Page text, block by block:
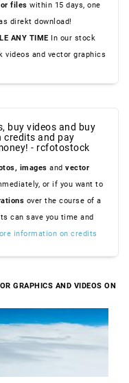
files within 15 days, one
direkt download!
ANY TIME In our stock
videos and vector graphics
buy videos and buy
and pay
- rcfotostock
images and vector
or if you want to
over the course of a
can save you time and
information on credits
GRAPHICS AND VIDEOS ON